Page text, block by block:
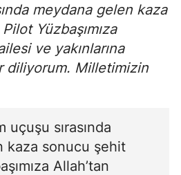
meydana gelen kaza
Yüzbaşımıza
ve yakınlarına
diliyorum. Milletimizin
uçuşu sırasında
kaza sonucu şehit
Allah’tan